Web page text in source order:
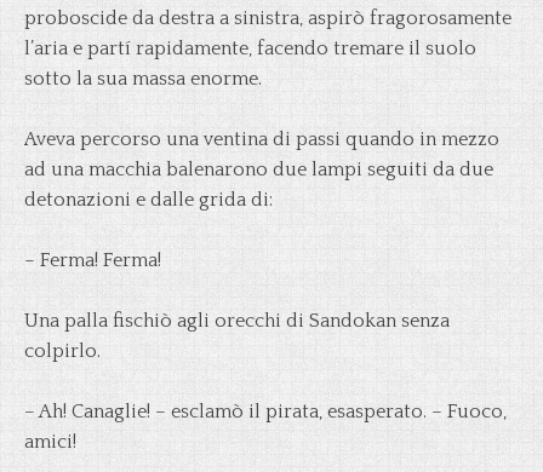
proboscide da destra a sinistra, aspirò fragorosamente
l’aria e partí rapidamente, facendo tremare il suolo
sotto la sua massa enorme.
Aveva percorso una ventina di passi quando in mezzo
ad una macchia balenarono due lampi seguiti da due
detonazioni e dalle grida di:
– Ferma! Ferma!
Una palla fischiò agli orecchi di Sandokan senza
colpirlo.
– Ah! Canaglie! – esclamò il pirata, esasperato. – Fuoco,
amici!